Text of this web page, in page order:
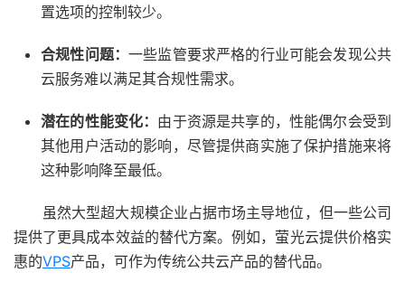
置选项的控制较少。
合规性问题：一些监管要求严格的行业可能会发现公共
云服务难以满足其合规性需求。
潜在的性能变化： 由于资源是共享的，性能偶尔会受到
其他用户活动的影响，尽管提供商实施了保护措施来将
这种影响降至最低。
虽然大型超大规模企业占据市场主导地位，但一些公司
提供了更具成本效益的替代方案。例如，萤光云提供价格实
惠的VPS产品，可作为传统公共云产品的替代品。